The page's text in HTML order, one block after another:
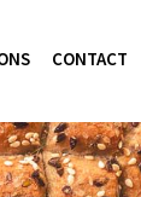
CONTACT